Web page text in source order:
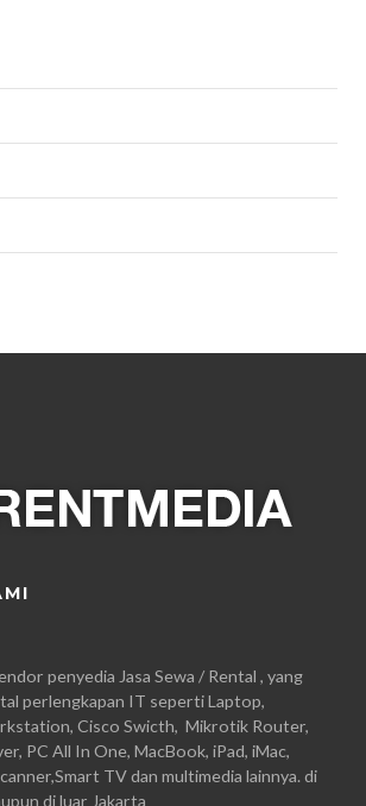
penyedia Jasa Sewa / Rental , yang
perlengkapan IT seperti Laptop,
Cisco Swicth, Mikrotik Router,
PC All In One, MacBook, iPad, iMac,
TV dan multimedia lainnya. di
di luar Jakarta